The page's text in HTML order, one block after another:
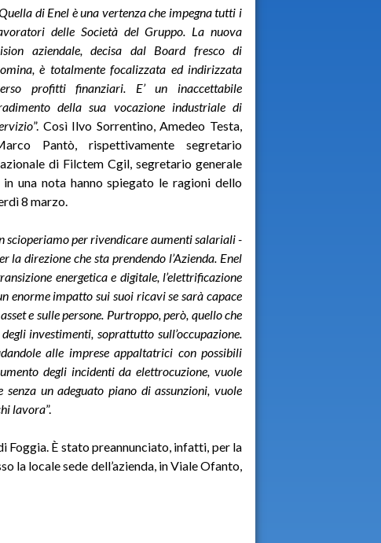
di Enel è una vertenza che impegna tutti i
delle Società del Gruppo. La nuova
aziendale, decisa dal Board fresco di
è totalmente focalizzata ed indirizzata
profitti finanziari. E’ un inaccettabile
della sua vocazione industriale di
”. Così Ilvo Sorrentino, Amedeo Testa,
Pantò, rispettivamente segretario
di Filctem Cgil, segretario generale
una nota hanno spiegato le ragioni dello
8 marzo.
scioperiamo per rivendicare aumenti salariali -
la direzione che sta prendendo l’Azienda. Enel
energetica e digitale, l’elettrificazione
enorme impatto sui suoi ricavi se sarà capace
e sulle persone. Purtroppo, però, quello che
investimenti, soprattutto sull’occupazione.
alle imprese appaltatrici con possibili
degli incidenti da elettrocuzione, vuole
un adeguato piano di assunzioni, vuole
lavora”.
Foggia. È stato preannunciato, infatti, per la
la locale sede dell’azienda, in Viale Ofanto,